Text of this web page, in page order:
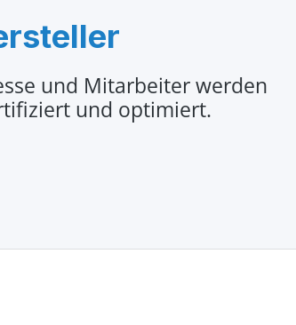
und Mitarbeiter werden
und optimiert.